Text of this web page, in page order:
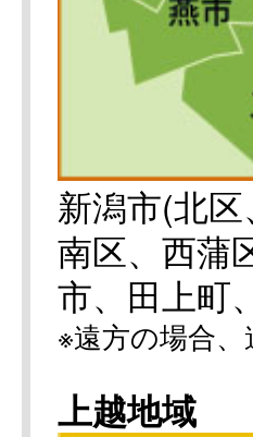
新潟市(北
南区、西蒲
市、田上町
※遠方の場合
上越地域